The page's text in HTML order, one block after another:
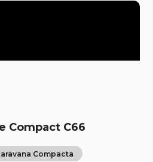
Compact C66
Compacta